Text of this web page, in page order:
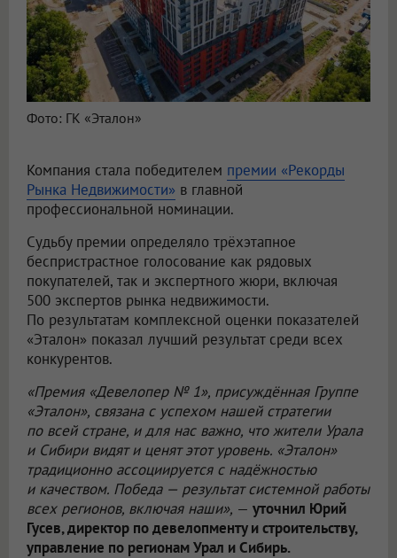
Фото: ГК «Эталон»
Компания стала победителем премии «Рекорды
Рынка Недвижимости» в главной
профессиональной номинации.
Судьбу премии определяло трёхэтапное
беспристрастное голосование как рядовых
покупателей, так и экспертного жюри, включая
500 экспертов рынка недвижимости.
По результатам комплексной оценки показателей
«Эталон» показал лучший результат среди всех
конкурентов.
«Премия «Девелопер № 1», присуждённая Группе
«Эталон», связана с успехом нашей стратегии
по всей стране, и для нас важно, что жители Урала
и Сибири видят и ценят этот уровень. «Эталон»
традиционно ассоциируется с надёжностью
и качеством. Победа — результат системной работы
всех регионов, включая наши», — уточнил Юрий
Гусев, директор по девелопменту и строительству,
управление по регионам Урал и Сибирь.